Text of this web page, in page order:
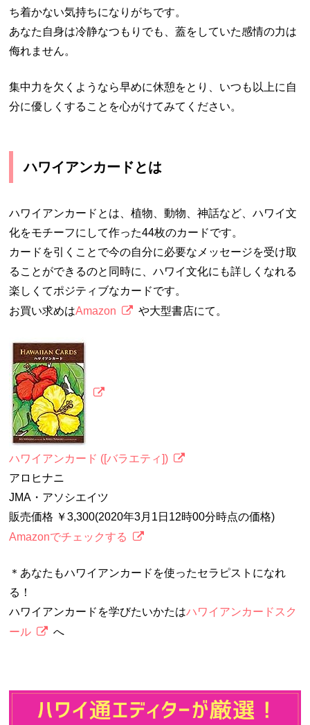
ち着かない気持ちになりがちです。
あなた自身は冷静なつもりでも、蓋をしていた感情の力は
侮れません。
集中力を欠くようなら早めに休憩をとり、いつも以上に自
分に優しくすることを心がけてみてください。
ハワイアンカードとは
ハワイアンカードとは、植物、動物、神話など、ハワイ文
化をモチーフにして作った44枚のカードです。
カードを引くことで今の自分に必要なメッセージを受け取
ることができるのと同時に、ハワイ文化にも詳しくなれる
楽しくてポジティブなカードです。
お買い求めはAmazon や大型書店にて。
ハワイアンカード ([バラエティ])
アロヒナニ
JMA・アソシエイツ
販売価格 ￥3,300(2020年3月1日12時00分時点の価格)
Amazonでチェックする
＊あなたもハワイアンカードを使ったセラピストになれ
る！
ハワイアンカードを学びたいかたはハワイアンカードスク
ール
へ